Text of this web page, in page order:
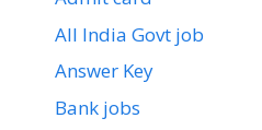
All India Govt job
Answer Key
Bank jobs